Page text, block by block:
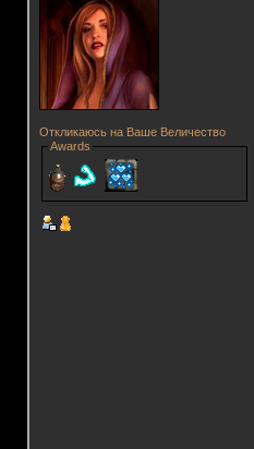
Откликаюсь на Ваше Величество
Awards